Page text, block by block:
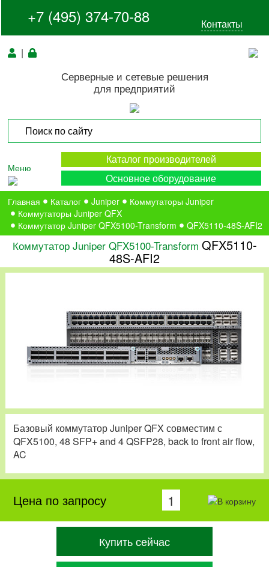
+7 (495) 374-70-88 Контакты
|
Серверные и сетевые решения
для предприятий
Меню
Каталог производителей
Основное оборудование
Главная Каталог Juniper
Коммутаторы Juniper
Коммутаторы Juniper QFX
Коммутатор Juniper QFX5100-Transform
QFX5110-48S-AFI2
Коммутатор Juniper QFX5100-Transform QFX5110-
48S-AFI2
Базовый коммутатор Juniper QFX совместим с
QFX5100, 48 SFP+ and 4 QSFP28, back to front air flow,
AC
Цена по запросу
Купить сейчас